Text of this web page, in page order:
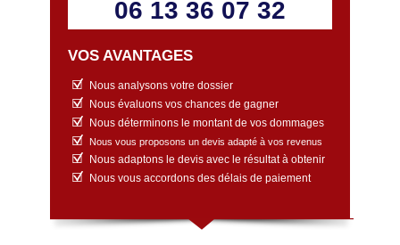
06 13 36 07 32
VOS AVANTAGES
Nous analysons votre dossier
Nous évaluons vos chances de gagner
Nous déterminons le montant de vos dommages
Nous vous proposons un devis adapté à vos revenus
Nous adaptons le devis avec le résultat à obtenir
Nous vous accordons des délais de paiement